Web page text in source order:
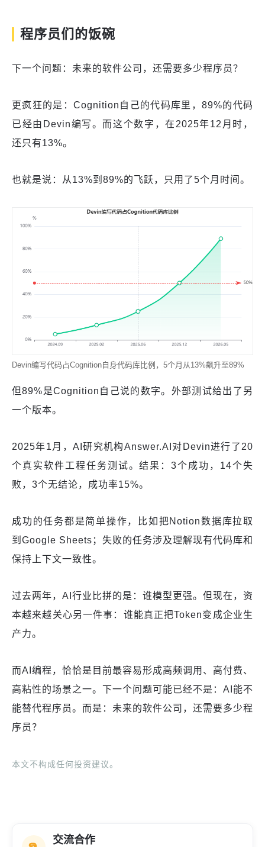
程序员们的饭碗
下一个问题：未来的软件公司，还需要多少程序员？
更疯狂的是：Cognition自己的代码库里，89%的代码
已经由Devin编写。而这个数字，在2025年12月时，
还只有13%。
也就是说：从13%到89%的飞跃，只用了5个月时间。
Devin编写代码占Cognition自身代码库比例，5个月从13%飙升至89%
但89%是Cognition自己说的数字。外部测试给出了另
一个版本。
2025年1月，AI研究机构Answer.AI对Devin进行了20
个真实软件工程任务测试。结果：3个成功，14个失
败，3个无结论，成功率15%。
成功的任务都是简单操作，比如把Notion数据库拉取
到Google Sheets；失败的任务涉及理解现有代码库和
保持上下文一致性。
过去两年，AI行业比拼的是：谁模型更强。但现在，资
本越来越关心另一件事：谁能真正把Token变成企业生
产力。
而AI编程，恰恰是目前最容易形成高频调用、高付费、
高粘性的场景之一。下一个问题可能已经不是：AI能不
能替代程序员。而是：未来的软件公司，还需要多少程
序员？
本文不构成任何投资建议。
交流合作